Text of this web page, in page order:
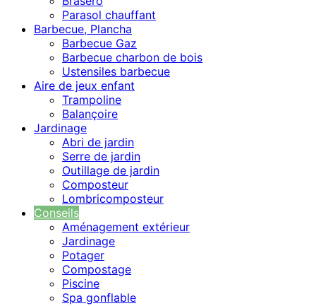
Parasol chauffant
Barbecue, Plancha
Barbecue Gaz
Barbecue charbon de bois
Ustensiles barbecue
Aire de jeux enfant
Trampoline
Balançoire
Jardinage
Abri de jardin
Serre de jardin
Outillage de jardin
Composteur
Lombricomposteur
Conseils
Aménagement extérieur
Jardinage
Potager
Compostage
Piscine
Spa gonflable